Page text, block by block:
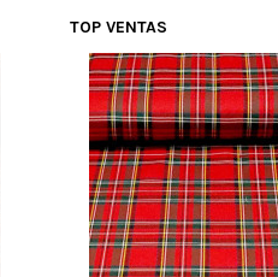
TOP VENTAS